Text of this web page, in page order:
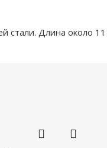
Длина около